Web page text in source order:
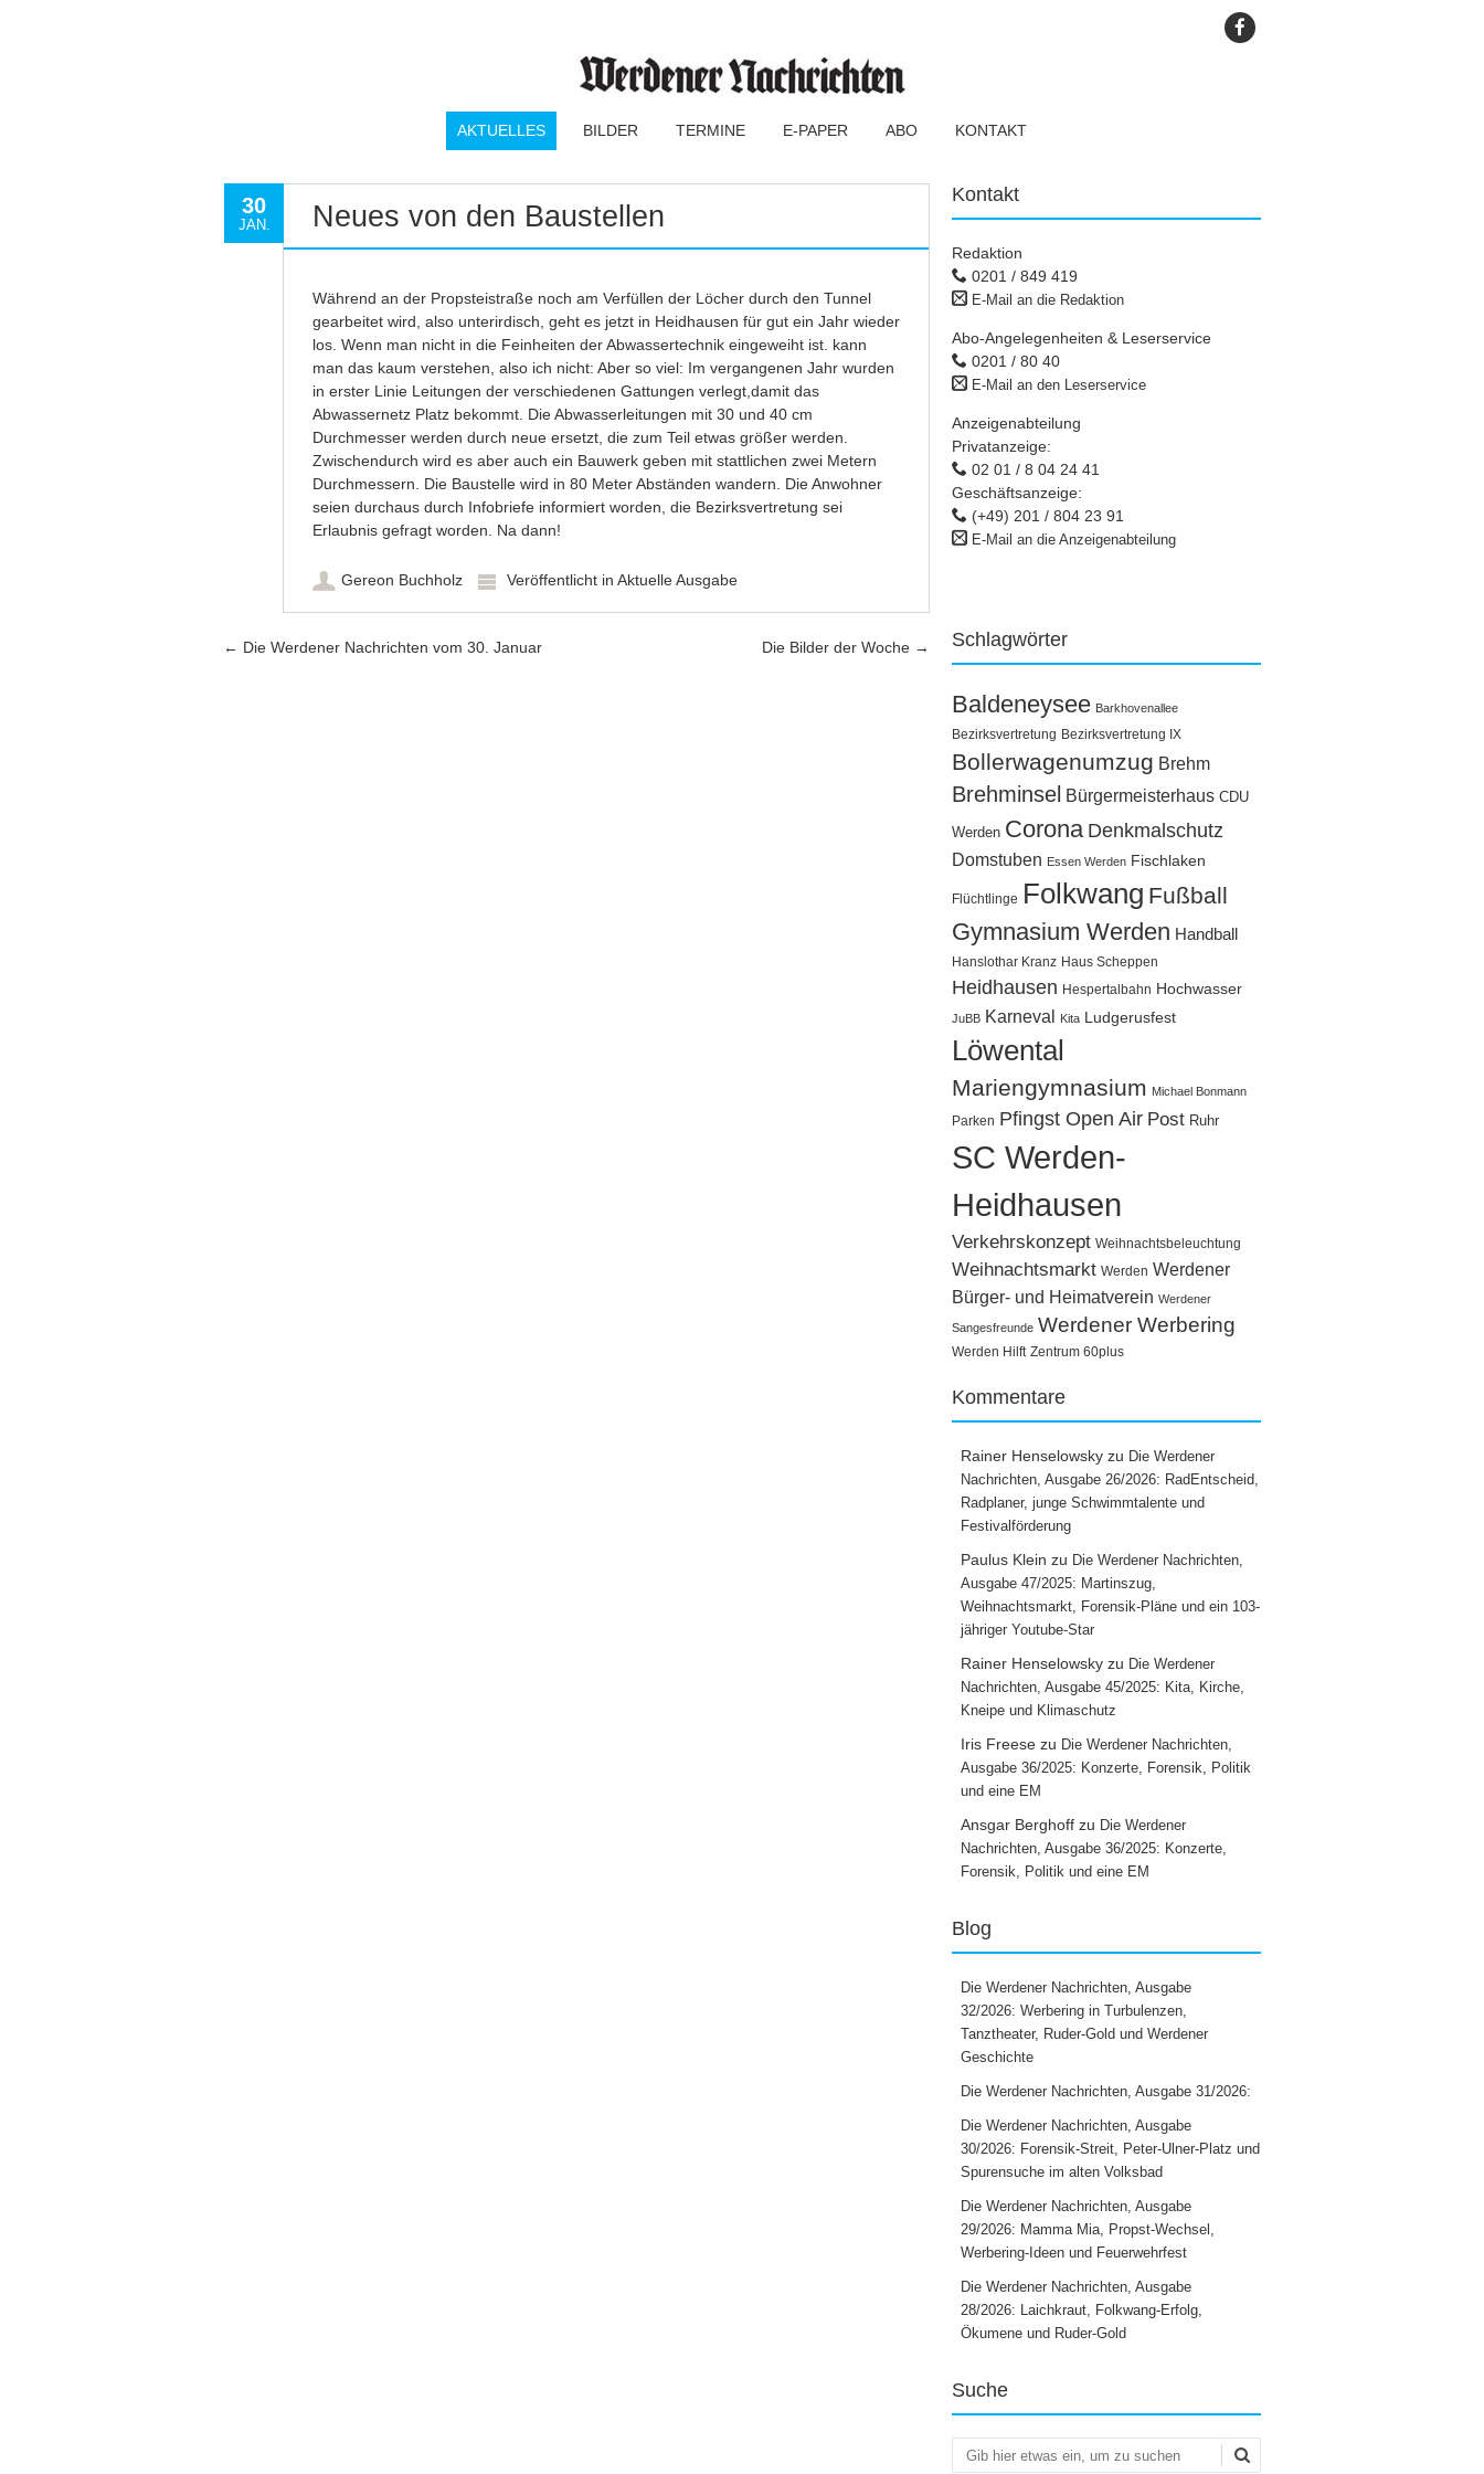
AKTUELLES BILDER TERMINE E-PAPER ABO KONTAKT
30
JAN. Neues von den Baustellen
Während an der Propsteistraße noch am Verfüllen der Löcher durch den Tunnel
gearbeitet wird, also unterirdisch, geht es jetzt in Heidhausen für gut ein Jahr wieder
los. Wenn man nicht in die Feinheiten der Abwassertechnik eingeweiht ist. kann
man das kaum verstehen, also ich nicht: Aber so viel: Im vergangenen Jahr wurden
in erster Linie Leitungen der verschiedenen Gattungen verlegt,damit das
Abwassernetz Platz bekommt. Die Abwasserleitungen mit 30 und 40 cm
Durchmesser werden durch neue ersetzt, die zum Teil etwas größer werden.
Zwischendurch wird es aber auch ein Bauwerk geben mit stattlichen zwei Metern
Durchmessern. Die Baustelle wird in 80 Meter Abständen wandern. Die Anwohner
seien durchaus durch Infobriefe informiert worden, die Bezirksvertretung sei
Erlaubnis gefragt worden. Na dann!
Gereon Buchholz Veröffentlicht in Aktuelle Ausgabe
Artikel-Navigation
← Die Werdener Nachrichten vom 30. Januar Die Bilder der Woche →
Kontakt
Redaktion
0201 / 849 419
E-Mail an die Redaktion
Abo-Angelegenheiten & Leserservice
0201 / 80 40
E-Mail an den Leserservice
Anzeigenabteilung
Privatanzeige:
02 01 / 8 04 24 41
Geschäftsanzeige:
(+49) 201 / 804 23 91
E-Mail an die Anzeigenabteilung
Schlagwörter
Baldeneysee Barkhovenallee
Bezirksvertretung Bezirksvertretung IX
Bollerwagenumzug Brehm
Brehminsel Bürgermeisterhaus CDU
Werden Corona Denkmalschutz
Domstuben Essen Werden Fischlaken
Flüchtlinge Folkwang Fußball
Gymnasium Werden Handball
Hanslothar Kranz Haus Scheppen
Heidhausen Hespertalbahn Hochwasser
JuBB Karneval Kita Ludgerusfest
Löwental
Mariengymnasium Michael Bonmann
Parken Pfingst Open Air Post Ruhr
SC Werden-
Heidhausen
Verkehrskonzept Weihnachtsbeleuchtung
Weihnachtsmarkt Werden Werdener
Bürger- und Heimatverein Werdener
Sangesfreunde Werdener Werbering
Werden Hilft Zentrum 60plus
Kommentare
Rainer Henselowsky zu Die Werdener
Nachrichten, Ausgabe 26/2026: RadEntscheid,
Radplaner, junge Schwimmtalente und
Festivalförderung
Paulus Klein zu Die Werdener Nachrichten,
Ausgabe 47/2025: Martinszug,
Weihnachtsmarkt, Forensik-Pläne und ein 103-
jähriger Youtube-Star
Rainer Henselowsky zu Die Werdener
Nachrichten, Ausgabe 45/2025: Kita, Kirche,
Kneipe und Klimaschutz
Iris Freese zu Die Werdener Nachrichten,
Ausgabe 36/2025: Konzerte, Forensik, Politik
und eine EM
Ansgar Berghoff zu Die Werdener
Nachrichten, Ausgabe 36/2025: Konzerte,
Forensik, Politik und eine EM
Blog
Die Werdener Nachrichten, Ausgabe
32/2026: Werbering in Turbulenzen,
Tanztheater, Ruder-Gold und Werdener
Geschichte
Die Werdener Nachrichten, Ausgabe 31/2026:
Die Werdener Nachrichten, Ausgabe
30/2026: Forensik-Streit, Peter-Ulner-Platz und
Spurensuche im alten Volksbad
Die Werdener Nachrichten, Ausgabe
29/2026: Mamma Mia, Propst-Wechsel,
Werbering-Ideen und Feuerwehrfest
Die Werdener Nachrichten, Ausgabe
28/2026: Laichkraut, Folkwang-Erfolg,
Ökumene und Ruder-Gold
Suche
Suchen